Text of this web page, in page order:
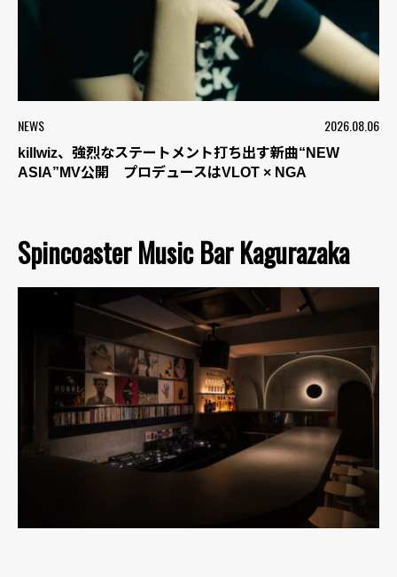
NEWS 2026.08.06
killwiz、強烈なステートメント打ち出す新曲“NEW
ASIA”MV公開 プロデュースはVLOT × NGA
Spincoaster Music Bar Kagurazaka